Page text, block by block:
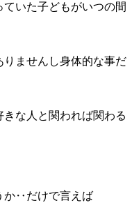
いた子どもがいつの間
りませんし身体的な事だ
きな人と関われば関わる
か‥だけで言えば